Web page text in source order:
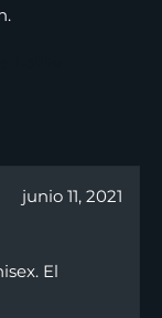
junio 11, 2021
El